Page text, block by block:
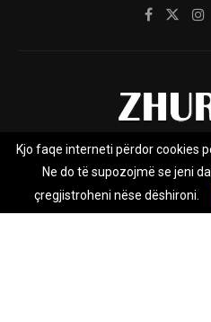
Rreth nesh Impresumi
Zhurnal.mk është Agjenci e
Kjo faqe interneti përdor cookies
Ne do të supozojmë se jeni
çregjistroheni nëse dëshironi.